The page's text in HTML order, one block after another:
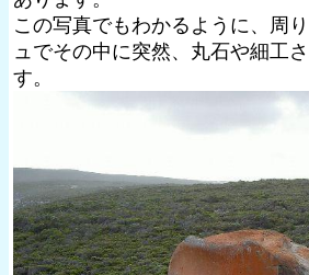
この写真でもわかるように、周
ュでその中に突然、丸石や細工
す。